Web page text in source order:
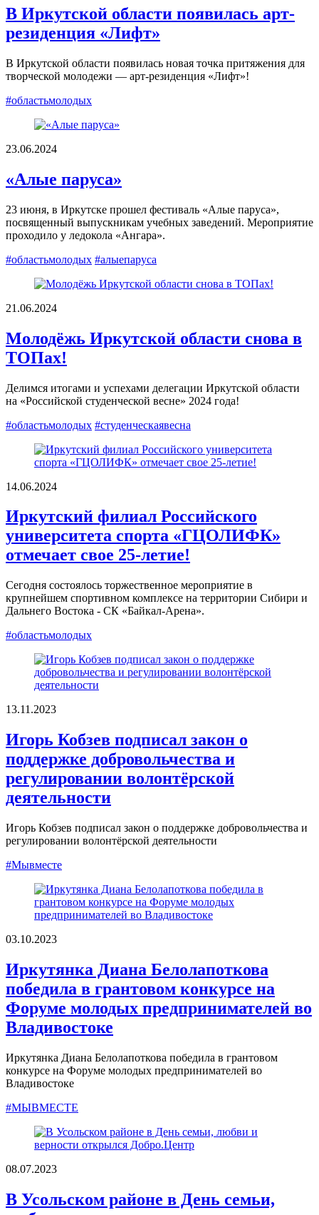
В Иркутской области появилась арт-
резиденция «Лифт»
В Иркутской области появилась новая точка притяжения для
творческой молодежи — арт-резиденция «Лифт»!
#областьмолодых
23.06.2024
«Алые паруса»
23 июня, в Иркутске прошел фестиваль «Алые паруса»,
посвященный выпускникам учебных заведений. Мероприятие
проходило у ледокола «Ангара».
#областьмолодых #алыепаруса
21.06.2024
Молодёжь Иркутской области снова в
ТОПах!
Делимся итогами и успехами делегации Иркутской области
на «Российской студенческой весне» 2024 года!
#областьмолодых #студенческаявесна
14.06.2024
Иркутский филиал Российского
университета спорта «ГЦОЛИФК»
отмечает свое 25-летие!
Сегодня состоялось торжественное мероприятие в
крупнейшем спортивном комплексе на территории Сибири и
Дальнего Востока - СК «Байкал-Арена».
#областьмолодых
13.11.2023
Игорь Кобзев подписал закон о
поддержке добровольчества и
регулировании волонтёрской
деятельности
Игорь Кобзев подписал закон о поддержке добровольчества и
регулировании волонтёрской деятельности
#Мывместе
03.10.2023
Иркутянка Диана Белолапоткова
победила в грантовом конкурсе на
Форуме молодых предпринимателей во
Владивостоке
Иркутянка Диана Белолапоткова победила в грантовом
конкурсе на Форуме молодых предпринимателей во
Владивостоке
#МЫВМЕСТЕ
08.07.2023
В Усольском районе в День семьи,